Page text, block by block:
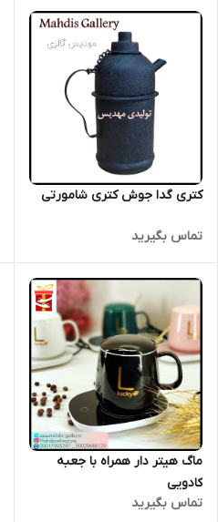
کتری گدا جوش کتری شامورتی
تماس بگیرید
ماگ هیتر دار همراه با جعبه
کادویی
تماس بگیرید